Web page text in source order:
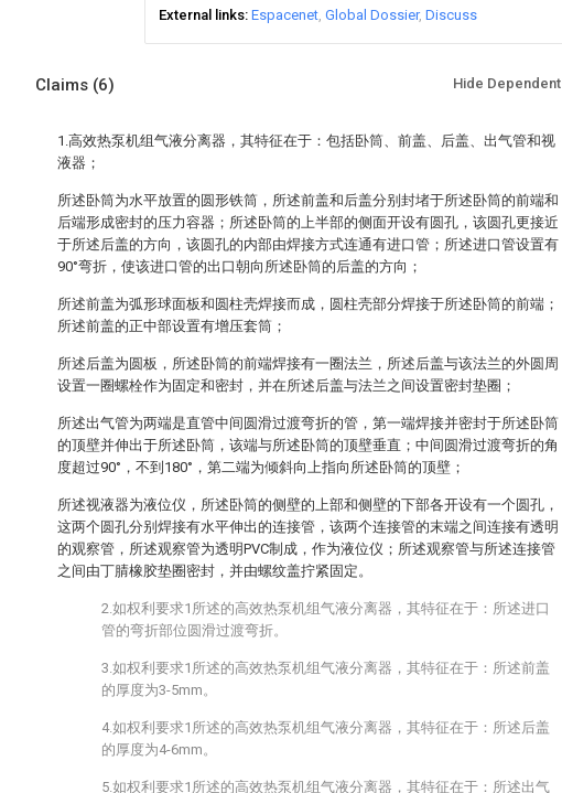
External links Espacenet Global Dossier Discuss
Claims (6) Hide Dependent
1.高效热泵机组气液分离器，其特征在于：包括卧筒、前盖、后盖、出气管和视
液器；
所述卧筒为水平放置的圆形铁筒，所述前盖和后盖分别封堵于所述卧筒的前端和
后端形成密封的压力容器；所述卧筒的上半部的侧面开设有圆孔，该圆孔更接近
于所述后盖的方向，该圆孔的内部由焊接方式连通有进口管；所述进口管设置有
90°弯折，使该进口管的出口朝向所述卧筒的后盖的方向；
所述前盖为弧形球面板和圆柱壳焊接而成，圆柱壳部分焊接于所述卧筒的前端；
所述前盖的正中部设置有增压套筒；
所述后盖为圆板，所述卧筒的前端焊接有一圈法兰，所述后盖与该法兰的外圆周
设置一圈螺栓作为固定和密封，并在所述后盖与法兰之间设置密封垫圈；
所述出气管为两端是直管中间圆滑过渡弯折的管，第一端焊接并密封于所述卧筒
的顶壁并伸出于所述卧筒，该端与所述卧筒的顶壁垂直；中间圆滑过渡弯折的角
度超过90°，不到180°，第二端为倾斜向上指向所述卧筒的顶壁；
所述视液器为液位仪，所述卧筒的侧壁的上部和侧壁的下部各开设有一个圆孔，
这两个圆孔分别焊接有水平伸出的连接管，该两个连接管的末端之间连接有透明
的观察管，所述观察管为透明PVC制成，作为液位仪；所述观察管与所述连接管
之间由丁腈橡胶垫圈密封，并由螺纹盖拧紧固定。
2.如权利要求1所述的高效热泵机组气液分离器，其特征在于：所述进口
管的弯折部位圆滑过渡弯折。
3.如权利要求1所述的高效热泵机组气液分离器，其特征在于：所述前盖
的厚度为3-5mm。
4.如权利要求1所述的高效热泵机组气液分离器，其特征在于：所述后盖
的厚度为4-6mm。
5.如权利要求1所述的高效热泵机组气液分离器，其特征在于：所述出气